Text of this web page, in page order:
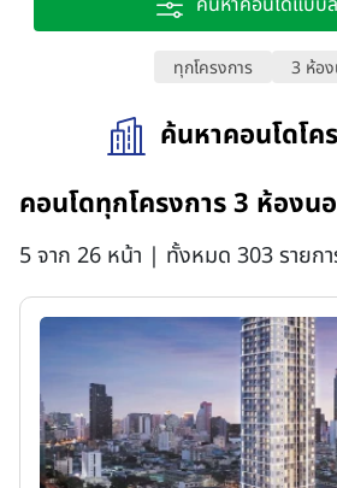
ทุกโครงการ 3 ห้อ
ค้นหาคอนโดโค
คอนโดทุกโครงการ 3 ห้องน
5 จาก 26 หน้า | ทั้งหมด 303 รายกา